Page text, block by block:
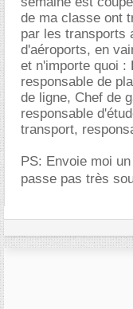
de ma classe ont
par les transports
d'aéroports, en
et n'importe quoi :
responsable de
de ligne, Chef de
responsable
transport,
PS: Envoie moi
passe pas très